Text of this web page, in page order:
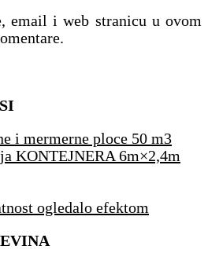
email i web stranicu u ovom
i mermerne ploce 50 m3
KONTEJNERA 6m×2,4m
ogledalo efektom